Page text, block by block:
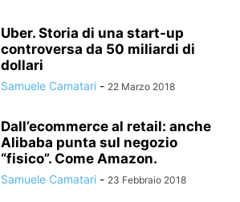
Uber. Storia di una start-up
controversa da 50 miliardi di
dollari
Samuele Camatari - 22 Marzo 2018
Dall’ecommerce al retail: anche
Alibaba punta sul negozio
“fisico”. Come Amazon.
Samuele Camatari - 23 Febbraio 2018